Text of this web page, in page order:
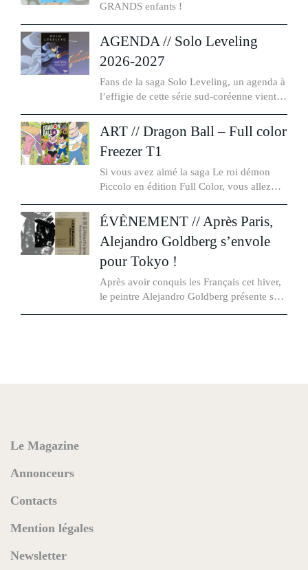
GRANDS enfants !
AGENDA // Solo Leveling
2026-2027
Fans de la saga Solo Leveling, un agenda à
l’effigie de cette série sud-coréenne vient
ART // Dragon Ball – Full color
Freezer T1
Si vous avez aimé la saga Le roi démon
Piccolo en édition Full Color, vous allez
ÉVÈNEMENT // Après Paris,
Alejandro Goldberg s’envole
pour Tokyo !
Après avoir conquis les Français cet hiver,
le peintre Alejandro Goldberg présente son
Le Magazine
Annonceurs
Contacts
Mention légales
Newsletter